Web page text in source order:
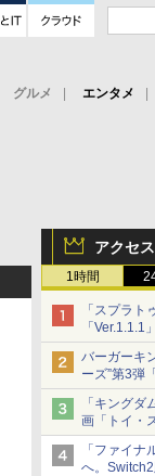
グルメ エンタメ
アクセ
1時間
「スプラト
「
する不具合
バーガーキ
ーズ”第3弾
8月7日発売
「特製ガ
型チーズバ
「キング
画「トイ・
布決定！
本日8月7
「ファイ
へ。